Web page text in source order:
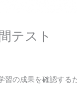
テスト
習の成果を確認する